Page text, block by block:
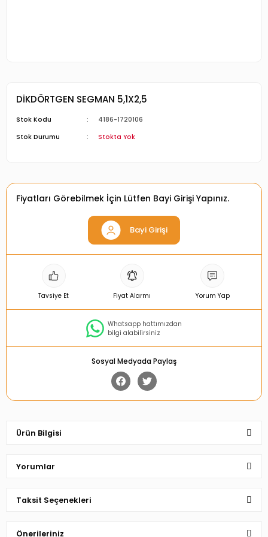
DİKDÖRTGEN SEGMAN 5,1X2,5
Stok Kodu
4186-1720106
Stok Durumu
Stokta Yok
Fiyatları Görebilmek İçin Lütfen Bayi Girişi Yapınız.
Bayi Girişi
Tavsiye Et Fiyat Alarmı Yorum Yap
Whatsapp hattımızdan
bilgi alabilirsiniz
Sosyal Medyada Paylaş
Ürün Bilgisi
Yorumlar
Taksit Seçenekleri
Önerileriniz